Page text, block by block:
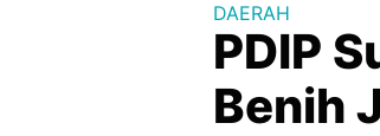
DAERAH
PDIP
Benih